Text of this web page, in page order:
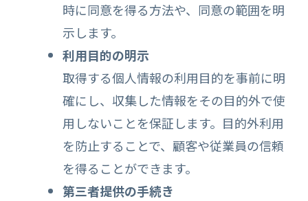
時に同意を得る方法や、同意の範囲を明
示します。
利用目的の明示
取得する個人情報の利用目的を事前に明
確にし、収集した情報をその目的外で使
用しないことを保証します。目的外利用
を防止することで、顧客や従業員の信頼
を得ることができます。
第三者提供の手続き